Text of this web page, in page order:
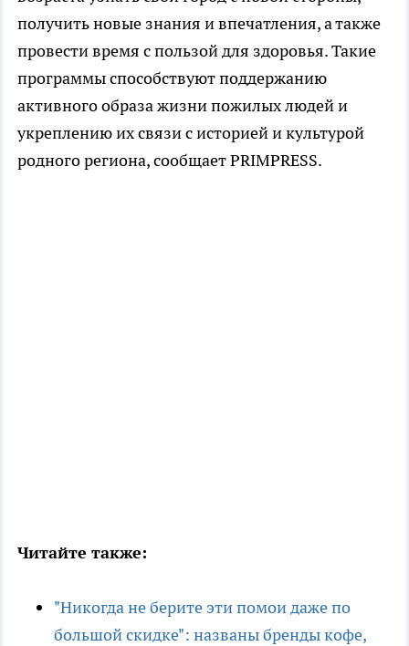
получить новые знания и впечатления, а также
провести время с пользой для здоровья. Такие
программы способствуют поддержанию
активного образа жизни пожилых людей и
укреплению их связи с историей и культурой
родного региона, сообщает PRIMPRESS.
Читайте также:
"Никогда не берите эти помои даже по
большой скидке": названы бренды кофе,